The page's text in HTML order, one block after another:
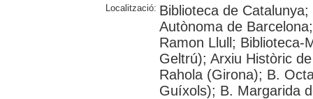
Localització: Biblioteca de
Autònoma de
Ramon Llull; Biblioteca-
Geltrú); Arxiu Històric
Rahola (Girona); B.
Guíxols); B. Margarida